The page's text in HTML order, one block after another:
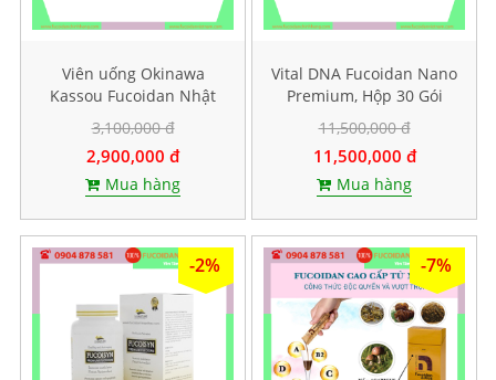
Viên uống Okinawa
Kassou Fucoidan Nhật
Bản - Hộp 150 viên
3,100,000 đ
2,900,000 đ
Mua hàng
Vital DNA Fucoidan Nano
Premium, Hộp 30 Gói
11,500,000 đ
11,500,000 đ
Mua hàng
-2% -7%